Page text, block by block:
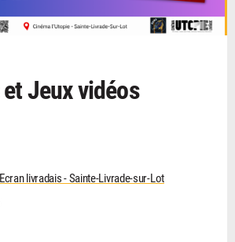
Jeux vidéos
livradais - Sainte-Livrade-sur-Lot